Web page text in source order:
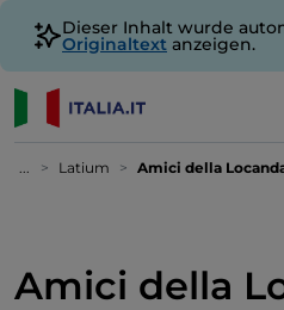
Dieser Inhalt wurde
Originaltext anzeigen.
... Latium Amici della
Amici della